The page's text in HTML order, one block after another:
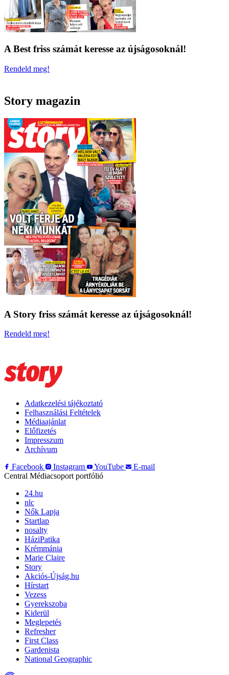
A Best friss számát keresse az újságosoknál!
Rendeld meg!
Story magazin
A Story friss számát keresse az újságosoknál!
Rendeld meg!
Adatkezelési tájékoztató
Felhasználási Feltételek
Médiaajánlat
Előfizetés
Impresszum
Archívum
Facebook
Instagram YouTube
E-mail
Central Médiacsoport portfólió
24.hu
nlc
Nők Lapja
Startlap
nosalty
HáziPatika
Krémmánia
Marie Claire
Story
Akciós-Újság.hu
Hírstart
Vezess
Gyerekszoba
Kiderül
Meglepetés
Refresher
First Class
Gardenista
National Geographic